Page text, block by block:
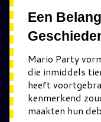
Een
Mario Party
die inmiddels
heeft
kenmerkend
maakten hun